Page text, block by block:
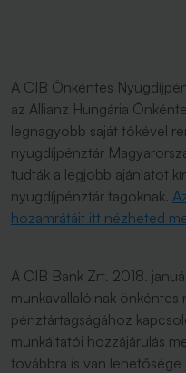
A CIB Önkéntes
az Allianz Hungária
legnagyobb saját tőkével
nyugdíjpénztár
tudták a legjobb ajánlatot
nyugdíjpénztár tagoknak.
hozamrátáit itt nézheted
A CIB Bank Zrt. 2018.
munkavállalóinak önkéntes
pénztártagságához
munkáltatói hozzájárulás
továbbra is van